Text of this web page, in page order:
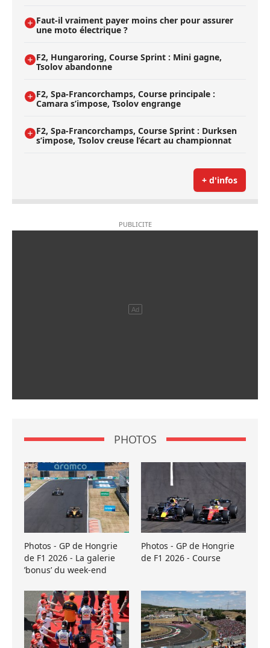
Faut-il vraiment payer moins cher pour assurer
une moto électrique ?
F2, Hungaroring, Course Sprint : Mini gagne,
Tsolov abandonne
F2, Spa-Francorchamps, Course principale :
Camara s’impose, Tsolov engrange
F2, Spa-Francorchamps, Course Sprint : Durksen
s’impose, Tsolov creuse l’écart au championnat
+ d'infos
PHOTOS
Photos - GP de Hongrie
de F1 2026 - La galerie
’bonus’ du week-end
Photos - GP de Hongrie
de F1 2026 - Course